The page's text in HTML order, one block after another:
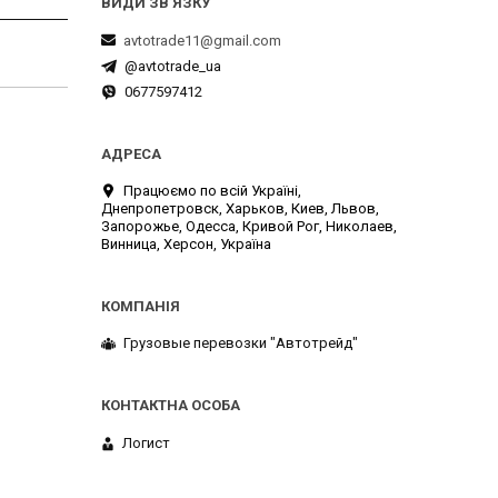
avtotrade11@gmail.com
@avtotrade_ua
0677597412
Працюємо по всій Україні,
Днепропетровск, Харьков, Киев, Львов,
Запорожье, Одесса, Кривой Рог, Николаев,
Винница, Херсон, Україна
Грузовые перевозки "Автотрейд"
Логист